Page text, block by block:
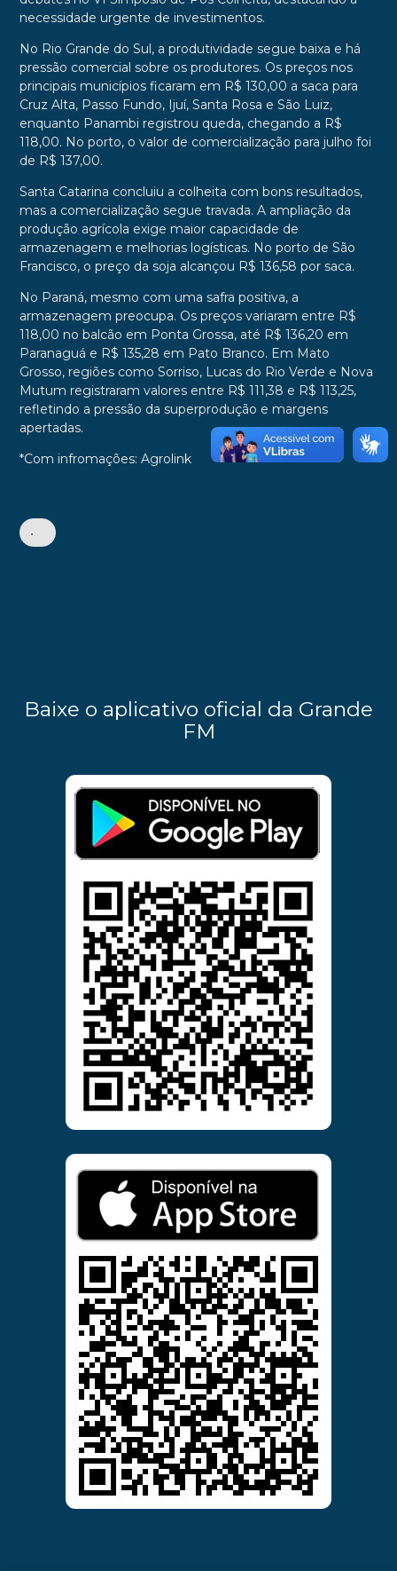
necessidade urgente de investimentos.
No Rio Grande do Sul, a produtividade segue baixa e há
pressão comercial sobre os produtores. Os preços nos
principais municípios ficaram em R$ 130,00 a saca para
Cruz Alta, Passo Fundo, Ijuí, Santa Rosa e São Luiz,
enquanto Panambi registrou queda, chegando a R$
118,00. No porto, o valor de comercialização para julho foi
de R$ 137,00.
Santa Catarina concluiu a colheita com bons resultados,
mas a comercialização segue travada. A ampliação da
produção agrícola exige maior capacidade de
armazenagem e melhorias logísticas. No porto de São
Francisco, o preço da soja alcançou R$ 136,58 por saca.
No Paraná, mesmo com uma safra positiva, a
armazenagem preocupa. Os preços variaram entre R$
118,00 no balcão em Ponta Grossa, até R$ 136,20 em
Paranaguá e R$ 135,28 em Pato Branco. Em Mato
Grosso, regiões como Sorriso, Lucas do Rio Verde e Nova
Mutum registraram valores entre R$ 111,38 e R$ 113,25,
refletindo a pressão da superprodução e margens
apertadas.
*Com infromações: Agrolink
•
Baixe o aplicativo oficial da Grande
FM